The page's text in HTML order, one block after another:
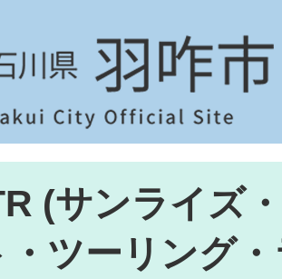
(サンライズ
・ツーリング